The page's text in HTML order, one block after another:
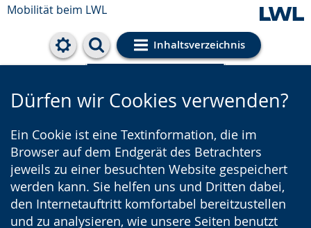
Mobilität beim LWL
Inhaltsverzeichnis
Cookie-Einstellungen
Dürfen wir Cookies verwenden?
Ein Cookie ist eine Textinformation, die im
Browser auf dem Endgerät des Betrachters
jeweils zu einer besuchten Website gespeichert
werden kann. Sie helfen uns und Dritten dabei,
den Internetauftritt komfortabel bereitzustellen
und zu analysieren, wie unsere Seiten benutzt